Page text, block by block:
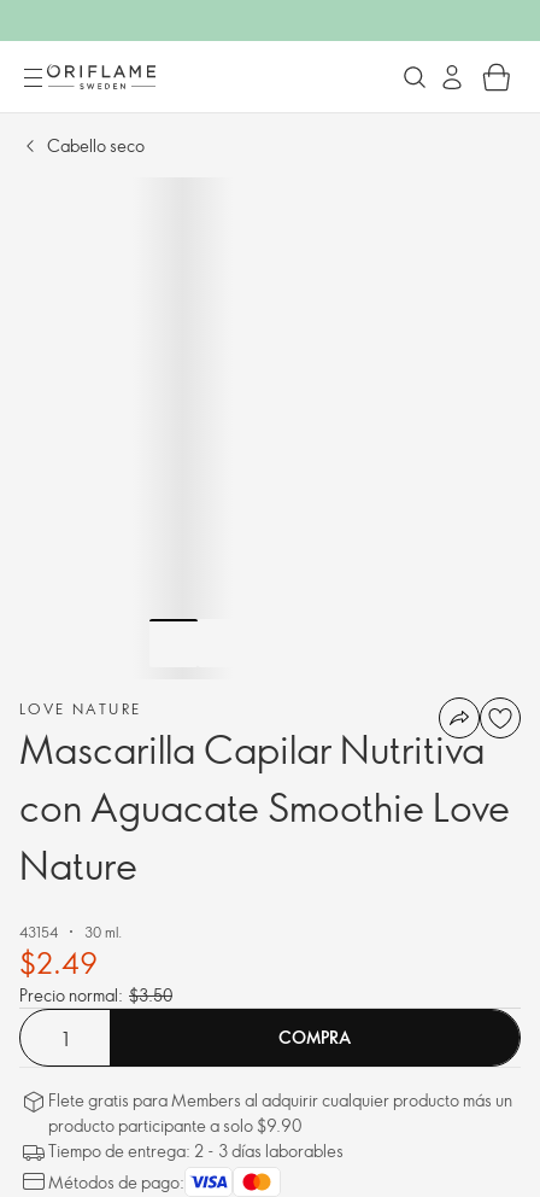
Cabello seco
LOVE NATURE
Mascarilla Capilar Nutritiva
con Aguacate Smoothie Love
Nature
43154 30 ml.
$2.49
Precio normal: $3.50
COMPRA
Flete gratis para Members al adquirir cualquier producto más un
producto participante a solo $9.90
Tiempo de entrega: 2 - 3 días laborables
Métodos de pago: